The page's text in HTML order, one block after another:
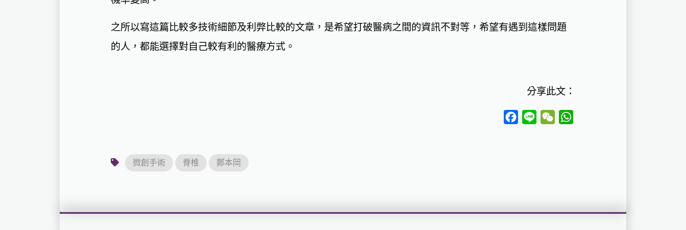
之所以寫這篇比較多技術細節及利弊比較的文章，是希望打破醫病之間的資訊不對等，希望有遇到這樣問題
的人，都能選擇對自己較有利的醫療方式。
分享此文：
Facebook
Line WeChat
微創手術 脊椎 鄭本岡